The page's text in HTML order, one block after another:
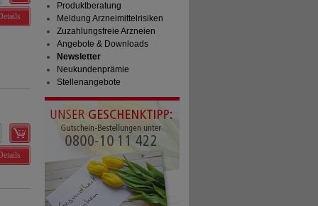
Produktberatung
Meldung Arzneimittelrisiken
Zuzahlungsfreie Arzneien
Angebote & Downloads
Newsletter
Neukundenprämie
Stellenangebote